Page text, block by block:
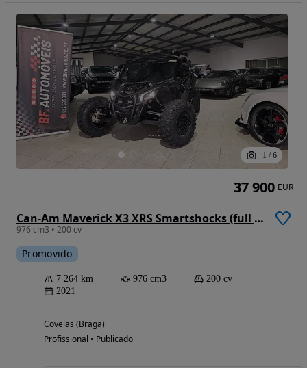
1 / 6
Can-Am Maverick X3 XRS Smartshocks (full extras)
976 cm3 • 200 cv
Promovido
7 264 km 976 cm3
200 cv
2021
Covelas (Braga)
Profissional • Publicado
37 900 EUR